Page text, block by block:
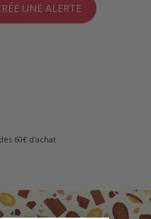
UNE ALERTE
60€ d'achat